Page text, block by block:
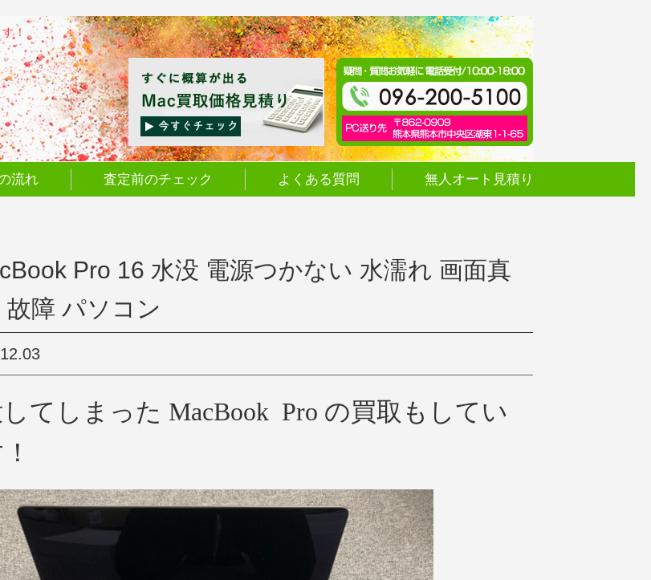
！
流れ 査定前のチェック よくある質問 無人オート見積り
Pro 16 水没 電源つかない 水濡れ 画面真
故障 パソコン
てしまった MacBook Pro の買取もしてい